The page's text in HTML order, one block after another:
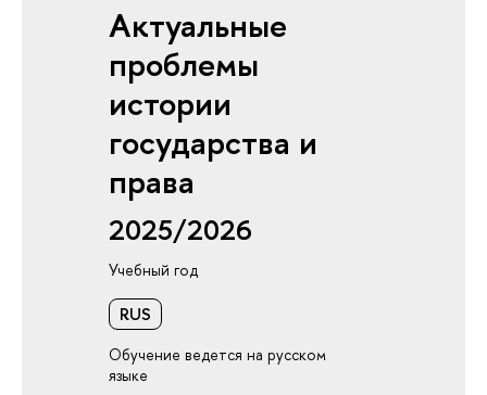
Актуальные
проблемы
истории
государства и
права
2025/2026
Учебный год
RUS
Обучение ведется на русском
языке